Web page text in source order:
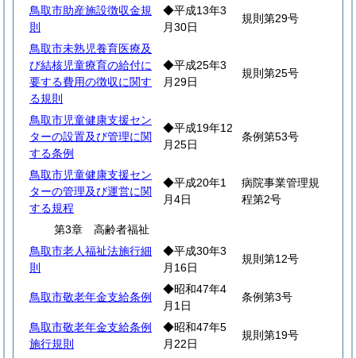
鳥取市助産施設徴収金規
則
◆平成13年3
月30日
規則第29号
鳥取市未熟児養育医療及
び結核児童療育の給付に
要する費用の徴収に関す
る規則
◆平成25年3
月29日
規則第25号
鳥取市児童健康支援セン
ターの設置及び管理に関
する条例
◆平成19年12
月25日
条例第53号
鳥取市児童健康支援セン
ターの管理及び運営に関
する規程
◆平成20年1
月4日
病院事業管理規
程第2号
第3章 高齢者福祉
鳥取市老人福祉法施行細
則
◆平成30年3
月16日
規則第12号
鳥取市敬老年金支給条例
◆昭和47年4
月1日
条例第3号
鳥取市敬老年金支給条例
施行規則
◆昭和47年5
月22日
規則第19号